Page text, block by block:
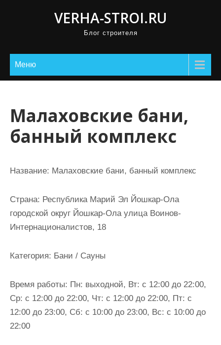
VERHA-STROI.RU
Блог строителя
Меню
Малаховские бани,
банный комплекс
Название: Малаховские бани, банный комплекс
Страна: Республика Марий Эл Йошкар-Ола
городской округ Йошкар-Ола улица Воинов-
Интернационалистов, 18
Категория: Бани / Сауны
Время работы: Пн: выходной, Вт: с 12:00 до 22:00,
Ср: с 12:00 до 22:00, Чт: с 12:00 до 22:00, Пт: с
12:00 до 23:00, Сб: с 10:00 до 23:00, Вс: с 10:00 до
22:00